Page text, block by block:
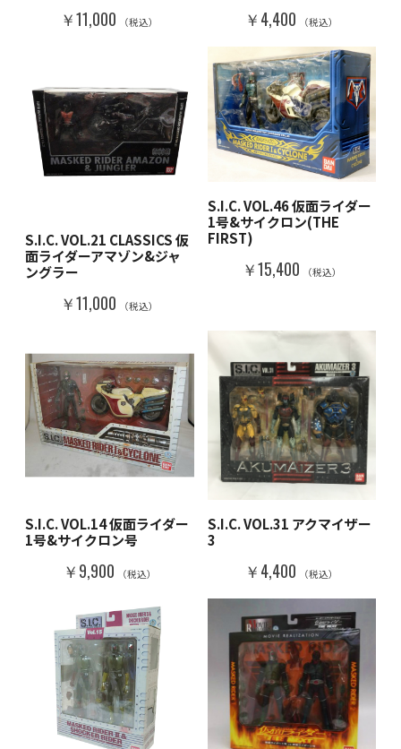
￥11,000 （税込） ￥4,400 （税込）
S.I.C. VOL.21 CLASSICS 仮
面ライダーアマゾン&ジャ
ングラー
￥11,000 （税込）
S.I.C. VOL.46 仮面ライダー
1号&サイクロン(THE
FIRST)
￥15,400 （税込）
S.I.C. VOL.14 仮面ライダー
1号&サイクロン号
￥9,900 （税込）
S.I.C. VOL.31 アクマイザー
3
￥4,400 （税込）